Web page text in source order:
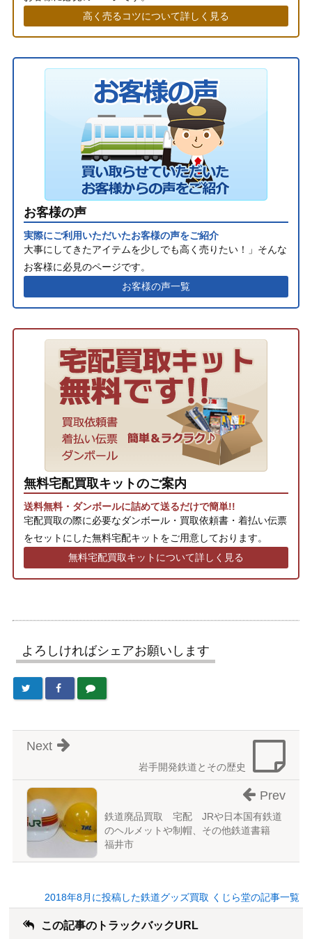
高く売るコツについて詳しく見る
お客様の声
実際にご利用いただいたお客様の声をご紹介
大事にしてきたアイテムを少しでも高く売りたい！」そんな
お客様に必見のページです。
お客様の声一覧
無料宅配買取キットのご案内
送料無料・ダンボールに詰めて送るだけで簡単!!
宅配買取の際に必要なダンボール・買取依頼書・着払い伝票
をセットにした無料宅配キットをご用意しております。
無料宅配買取キットについて詳しく見る
よろしければシェアお願いします
岩手開発鉄道とその歴史
Next
鉄道廃品買取 宅配 JRや日本国有鉄道
のヘルメットや制帽、その他鉄道書籍
福井市
Prev
2018年8月に投稿した鉄道グッズ買取 くじら堂の記事一覧
この記事のトラックバックURL